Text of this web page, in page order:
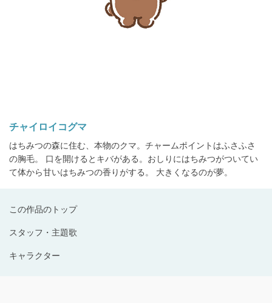
この作品のトップ
スタッフ・主題歌
キャラクター
チャイロイコグマ
はちみつの森に住む、本物のクマ。チャームポイントはふさふさ
の胸毛。 口を開けるとキバがある。おしりにはちみつがついてい
て体から甘いはちみつの香りがする。 大きくなるのが夢。